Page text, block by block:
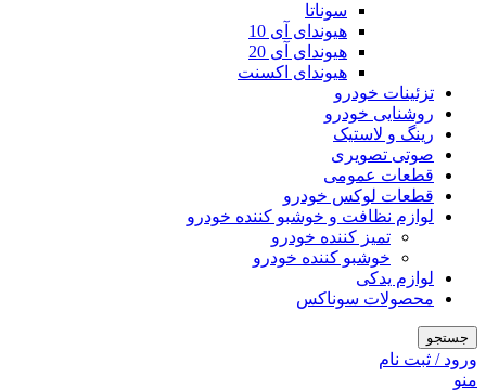
سوناتا
هیوندای آی 10
هیوندای آی 20
هیوندای اکسنت
تزئینات خودرو
روشنایی خودرو
رینگ و لاستیک
صوتی تصویری
قطعات عمومی
قطعات لوکس خودرو
لوازم نظافت و خوشبو کننده خودرو
تمیز کننده خودرو
خوشبو کننده خودرو
لوازم یدکی
محصولات سوناکس
جستجو
ورود / ثبت نام
منو